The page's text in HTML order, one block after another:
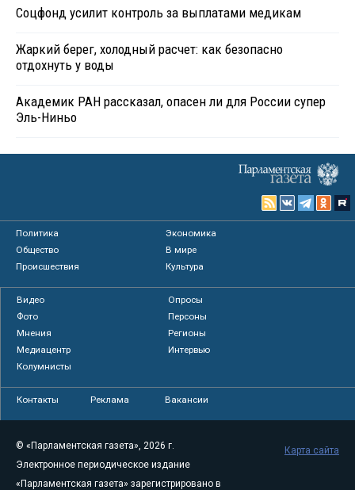
Соцфонд усилит контроль за выплатами медикам
Жаркий берег, холодный расчет: как безопасно
отдохнуть у воды
Академик РАН рассказал, опасен ли для России супер
Эль-Ниньо
Политика
Экономика
Общество
В мире
Происшествия
Культура
Видео
Опросы
Фото
Персоны
Мнения
Регионы
Медиацентр
Интервью
Колумнисты
Контакты Реклама Вакансии
© «Парламентская газета», 2026 г.
Электронное периодическое издание
«Парламентская газета» зарегистрировано в
Карта сайта